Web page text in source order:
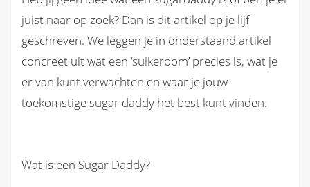
juist naar op zoek? Dan is dit artikel op je lijf
geschreven. We leggen je in onderstaand artikel
concreet uit wat een ‘suikeroom’ precies is, wat je
er van kunt verwachten en waar je jouw
toekomstige sugar daddy het best kunt vinden.
Wat is een Sugar Daddy?